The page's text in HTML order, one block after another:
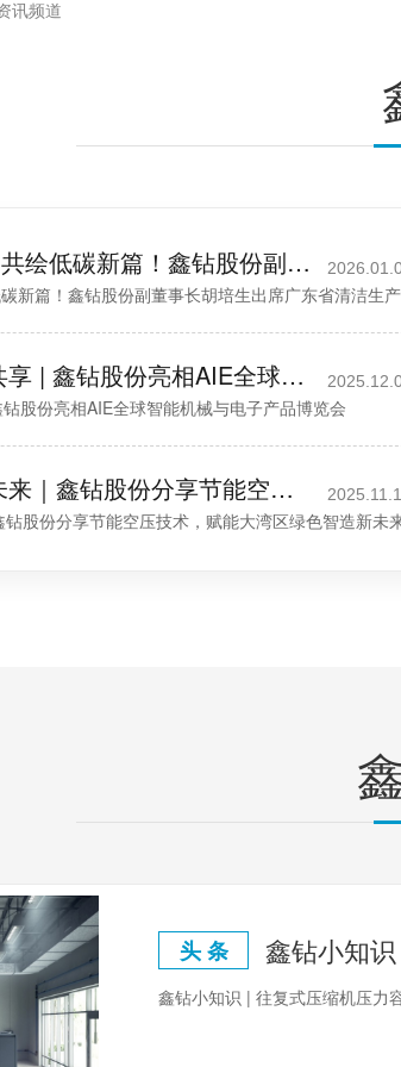
讯频道
共赴绿色之约，共绘低碳新篇！鑫钻股份副董事长胡培生出席广东省清洁生产协会换届大会
新篇！鑫钻股份副董事长胡培生出席广东省清洁生
湾区智造·全球共享 | 鑫钻股份亮相AIE全球智能机械与电子产品博览会
股份亮相AIE全球智能机械与电子产品博览会
智造佛山 装备未来｜鑫钻股份分享节能空压技术，赋能大湾区绿色智造新未来
股份分享节能空压技术，赋能大湾区绿色智造新未
头 条 鑫钻小知
鑫钻小知识 | 往复式压缩机压力